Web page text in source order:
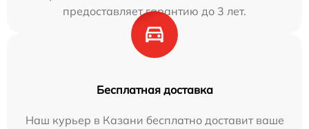
предоставляет гарантию до 3 лет.
Бесплатная доставка
Наш курьер в Казани бесплатно доставит ваше